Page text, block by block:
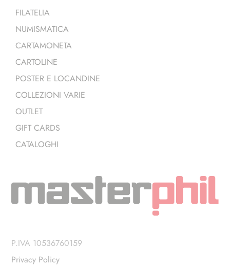
FILATELIA
NUMISMATICA
CARTAMONETA
CARTOLINE
POSTER E LOCANDINE
COLLEZIONI VARIE
OUTLET
GIFT CARDS
CATALOGHI
P.IVA 10536760159
Privacy Policy